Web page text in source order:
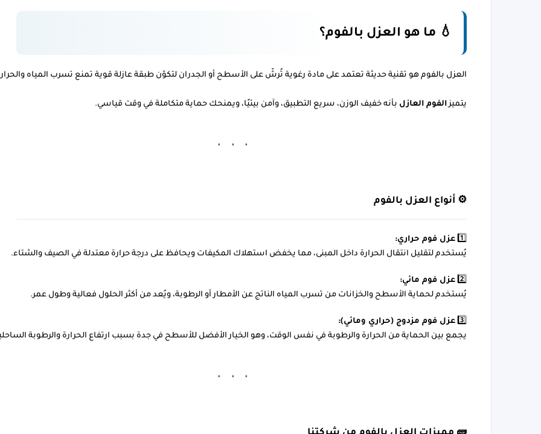
💧 ما هو العزل بالفوم؟
العزل بالفوم هو تقنية حديثة تعتمد على مادة رغوية تُرشّ على الأسطح أو الجدران لتكوّن طبقة عازلة قوية تمنع تسرب المياه
يتميز الفوم العازل بأنه خفيف الوزن، سريع التطبيق، وآمن بيئيًا، ويمنحك حماية متكاملة في وقت قياسي.
⚙️ أنواع العزل بالفوم
1️⃣ عزل فوم حراري:
يُستخدم لتقليل انتقال الحرارة داخل المبنى، مما يخفض استهلاك المكيفات ويحافظ على درجة حرارة معتدلة في الصيف والشتاء.
2️⃣ عزل فوم مائي:
يُستخدم لحماية الأسطح والخزانات من تسرب المياه الناتج عن الأمطار أو الرطوبة، ويُعد من أكثر الحلول فعالية وطول عمر.
3️⃣ عزل فوم مزدوج (حراري ومائي):
يجمع بين الحماية من الحرارة والرطوبة في نفس الوقت، وهو الخيار الأفضل للأسطح في جدة بسبب ارتفاع الحرارة والرطوبة